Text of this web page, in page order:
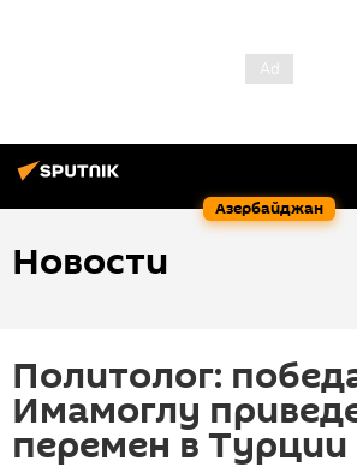
Азербайджан
Новости
Политолог:
Имамоглу
перемен в Турции